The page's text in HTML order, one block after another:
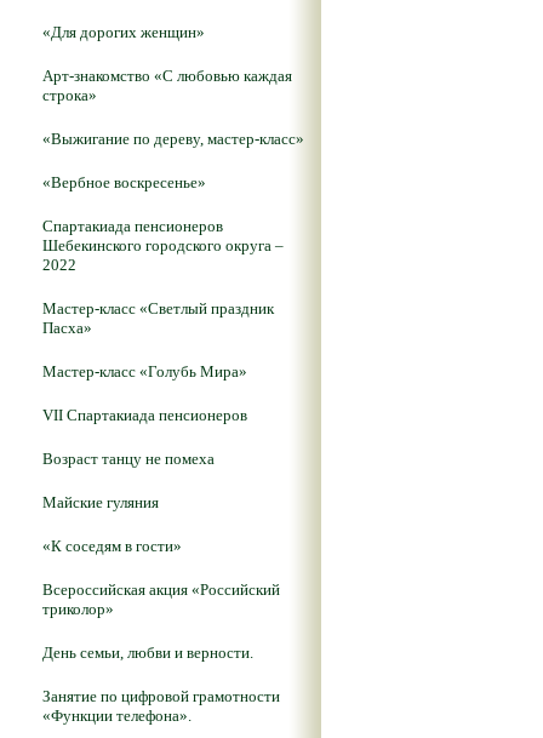
«Для дорогих женщин»
Арт-знакомство «С любовью каждая
строка»
«Выжигание по дереву, мастер-класс»
«Вербное воскресенье»
Спартакиада пенсионеров
Шебекинского городского округа –
2022
Мастер-класс «Светлый праздник
Пасха»
Мастер-класс «Голубь Мира»
VII Спартакиада пенсионеров
Возраст танцу не помеха
Майские гуляния
«К соседям в гости»
Всероссийская акция «Российский
триколор»
День семьи, любви и верности.
Занятие по цифровой грамотности
«Функции телефона».